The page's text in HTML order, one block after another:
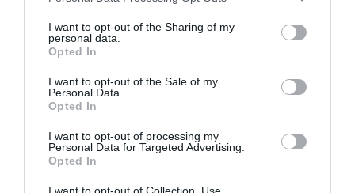
I want to opt-out of the Sharing of my
personal data.
Opted In
I want to opt-out of the Sale of my
Personal Data.
Opted In
I want to opt-out of processing my
Personal Data for Targeted Advertising.
Opted In
ΘΕΜΑΤΑ / ΝΕΑ
Κείμενα: Οι
ταινίες του
documenta 14
στην ΕΡΤ2
ΤΕΧΝΕΣ / ΝΕΑ
Homo Faber,
Τσάκωνα στη
γκαλερί CAN
1 Επόμενη ❯